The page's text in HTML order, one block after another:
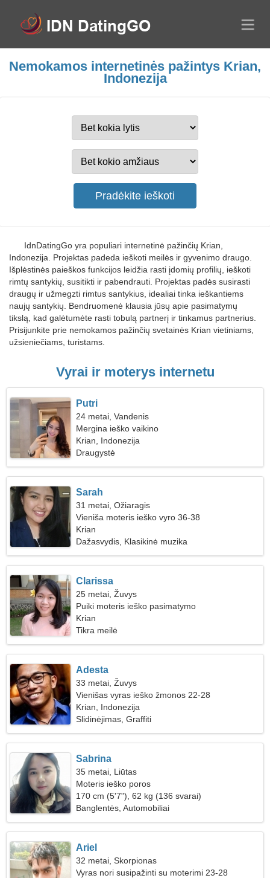
Nemokamos internetinės pažintys Krian,
Indonezija
IdnDatingGo yra populiari internetinė pažinčių Krian,
Indonezija. Projektas padeda ieškoti meilės ir gyvenimo draugo.
Išplėstinės paieškos funkcijos leidžia rasti įdomių profilių, ieškoti
rimtų santykių, susitikti ir pabendrauti. Projektas padės susirasti
draugų ir užmegzti rimtus santykius, idealiai tinka ieškantiems
naujų santykių. Bendruomenė klausia jūsų apie pasimatymų
tikslą, kad galėtumėte rasti tobulą partnerį ir tinkamus partnerius.
Prisijunkite prie nemokamos pažinčių svetainės Krian vietiniams,
užsieniečiams, turistams.
Vyrai ir moterys internetu
Putri
24 metai, Vandenis
Mergina ieško vaikino
Krian, Indonezija
Draugystė
Sarah
31 metai, Ožiaragis
Vieniša moteris ieško vyro 36-38
Krian
Dažasvydis, Klasikinė muzika
Clarissa
25 metai, Žuvys
Puiki moteris ieško pasimatymo
Krian
Tikra meilė
Adesta
33 metai, Žuvys
Vienišas vyras ieško žmonos 22-28
Krian, Indonezija
Slidinėjimas, Graffiti
Sabrina
35 metai, Liūtas
Moteris ieško poros
170 cm (5'7"), 62 kg (136 svarai)
Banglentės, Automobiliai
Ariel
32 metai, Skorpionas
Vyras nori susipažinti su moterimi 23-28